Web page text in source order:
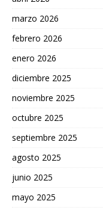
marzo 2026
febrero 2026
enero 2026
diciembre 2025
noviembre 2025
octubre 2025
septiembre 2025
agosto 2025
junio 2025
mayo 2025